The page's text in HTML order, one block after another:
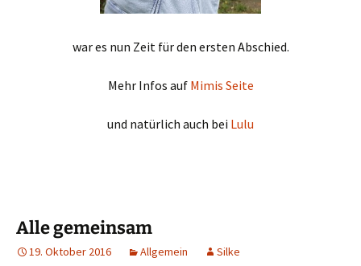
war es nun Zeit für den ersten Abschied.
Mehr Infos auf Mimis Seite
und natürlich auch bei Lulu
Alle gemeinsam
19. Oktober 2016 Allgemein Silke